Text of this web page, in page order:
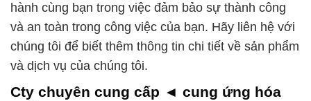
hành cùng bạn trong việc đảm bảo sự thành công
và an toàn trong công việc của bạn. Hãy liên hệ với
chúng tôi để biết thêm thông tin chi tiết về sản phẩm
và dịch vụ của chúng tôi.
Cty chuyên cung cấp ◄ cung ứng hóa